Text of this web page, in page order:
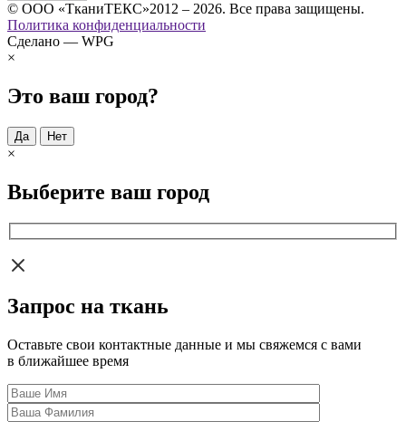
© ООО «ТканиТЕКС»2012 – 2026. Все права защищены.
Политика конфиденциальности
Сделано — WPG
×
Это ваш город?
Да Нет
×
Выберите ваш город
Запрос на ткань
Оставьте свои контактные данные и мы свяжемся с вами
в ближайшее время